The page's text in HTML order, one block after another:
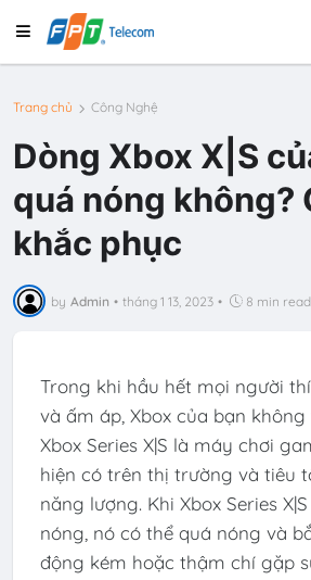
Trang chủ Công Nghệ
Dòng Xbox X|S
quá nóng không?
khắc phục
by Admin • tháng 1 13, 2023 • 8 min read
Trong khi hầu hết mọi người
và ấm áp, Xbox của bạn không
Xbox Series X|S là máy chơi
hiện có trên thị trường và tiêu
năng lượng. Khi Xbox Series
nóng, nó có thể quá nóng và
động kém hoặc thậm chí gặp